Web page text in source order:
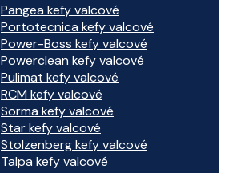
Pangea kefy valcové
Portotecnica kefy valcové
Power-Boss kefy valcové
Powerclean kefy valcové
Pulimat kefy valcové
RCM kefy valcové
Sorma kefy valcové
Star kefy valcové
Stolzenberg kefy valcové
Talpa kefy valcové